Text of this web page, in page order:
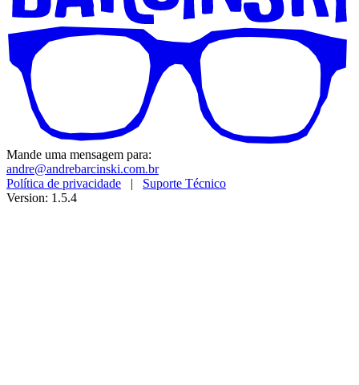
Mande uma mensagem para:
andre@andrebarcinski.com.br
Política de privacidade | Suporte Técnico
Version: 1.5.4